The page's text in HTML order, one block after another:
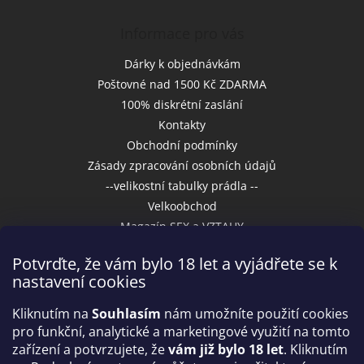
Potvrďte, že vám bylo 18 let a vyjádřete se k
nastavení cookies
Kliknutím na Souhlasím nám umožníte použití cookies
pro funkční, analytické a marketingové využití na tomto
zařízení a potvrzujete, ževám již bylo 18 let. Kliknutím
u
Dárky k objednávkám
Poštovné nad 1500 Kč ZDARMA
100% diskrétní zaslání
Kontakty
Obchodní podmínky
Zásady zpracování osobních údajů
--velikostní tabulky prádla --
Velkoobchod
Magazín SEX a VZTAHY
Přijímáme online platby